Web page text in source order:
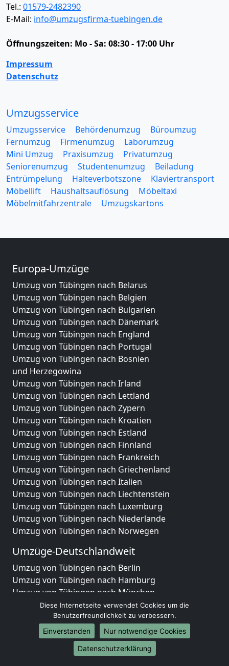
Tel.: 01579-2482390
E-Mail: info@umzugsfirma-tuebingen.de
Öffnungszeiten: Mo - Sa: 08:30 - 17:00 Uhr
Impressum
Datenschutz
Umzugsservice
Umzugsservice Behördenumzug
Büroumzug
Fernumzug
Firmenumzug
Laborumzug
Mini Umzug
Praxisumzug
Privatumzug
Seniorenumzug
Studentenumzug
Beiladung
Entrümpelung
Halteverbotszone
Klaviertransport
Möbellift
Haushaltsauflösung
Möbeltaxi
Möbelmitfahrzentrale
Umzugskartons
Europa-Umzüge
Umzug von Tübingen nach Belarus
Umzug von Tübingen nach Belgien
Umzug von Tübingen nach Bulgarien
Umzug von Tübingen nach Dänemark
Umzug von Tübingen nach England
Umzug von Tübingen nach Portugal
Umzug von Tübingen nach Bosnien
und Herzegowina
Umzug von Tübingen nach Irland
Umzug von Tübingen nach Lettland
Umzug von Tübingen nach Zypern
Umzug von Tübingen nach Kroatien
Umzug von Tübingen nach Estland
Umzug von Tübingen nach Finnland
Umzug von Tübingen nach Frankreich
Umzug von Tübingen nach Griechenland
Umzug von Tübingen nach Italien
Umzug von Tübingen nach Liechtenstein
Umzug von Tübingen nach Luxemburg
Umzug von Tübingen nach Niederlande
Umzug von Tübingen nach Norwegen
Umzüge-Deutschlandweit
Umzug von Tübingen nach Berlin
Umzug von Tübingen nach Hamburg
Umzug von Tübingen nach München
Umzug von Tübingen nach Köln
Umzug von Tübingen nach Frankfurt am Main
Umzug von Tübingen nach Stuttgart
Umzug von Tübingen nach Düsseldorf
Umzug von Tübingen nach Leipzig
Diese Internetseite verwendet Cookies um die
Benutzerfreundlichkeit zu verbessern.
Einverstanden
Nur notwendige Cookies
Datenschutzerklärung